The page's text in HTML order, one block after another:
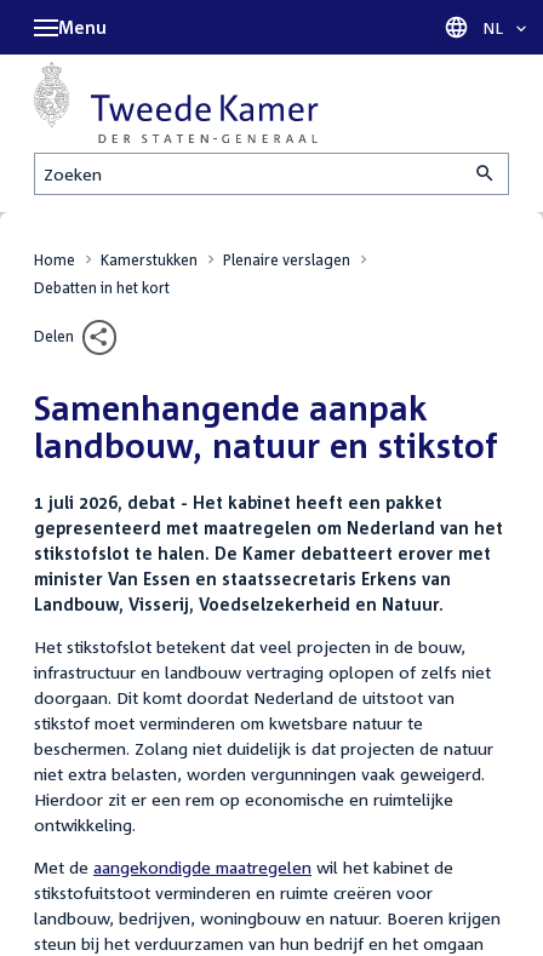
Zoeken
Menu Taal
NL
Home Kamerstukken
Plenaire verslagen
Debatten in het kort
Delen
Samenhangende aanpak
landbouw, natuur en stikstof
1 juli 2026, debat - Het kabinet heeft een pakket
gepresenteerd met maatregelen om Nederland van het
stikstofslot te halen. De Kamer debatteert erover met
minister Van Essen en staatssecretaris Erkens van
Landbouw, Visserij, Voedselzekerheid en Natuur.
Het stikstofslot betekent dat veel projecten in de bouw,
infrastructuur en landbouw vertraging oplopen of zelfs niet
doorgaan. Dit komt doordat Nederland de uitstoot van
stikstof moet verminderen om kwetsbare natuur te
beschermen. Zolang niet duidelijk is dat projecten de natuur
niet extra belasten, worden vergunningen vaak geweigerd.
Hierdoor zit er een rem op economische en ruimtelijke
ontwikkeling.
Met de aangekondigde maatregelen wil het kabinet de
stikstofuitstoot verminderen en ruimte creëren voor
landbouw, bedrijven, woningbouw en natuur. Boeren krijgen
steun bij het verduurzamen van hun bedrijf en het omgaan